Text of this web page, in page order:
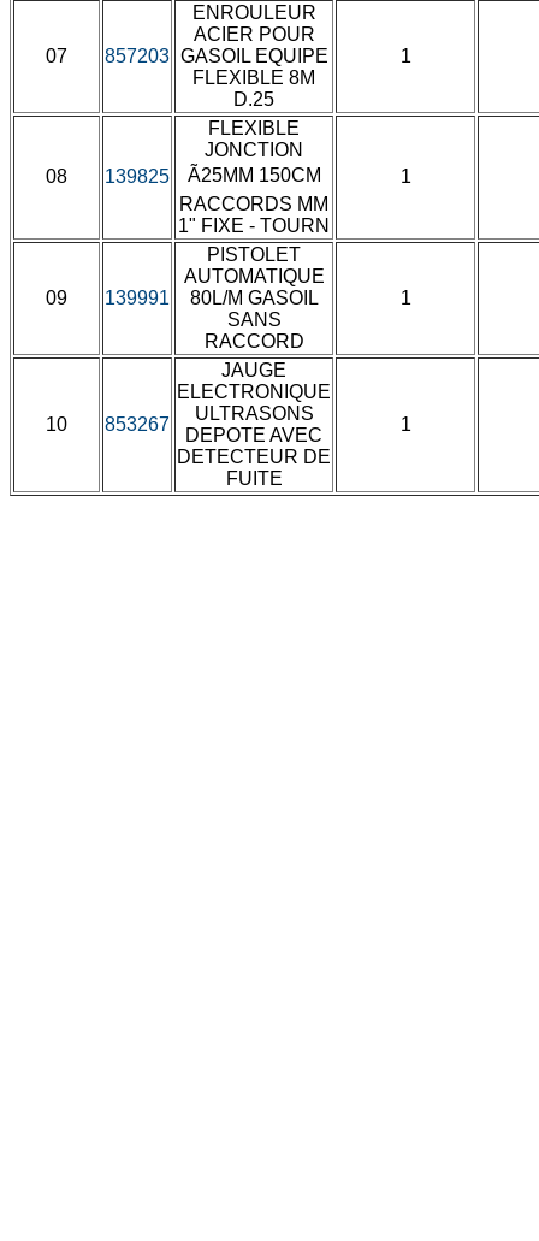
07 857203
ENROULEUR
ACIER POUR
GASOIL EQUIPE
FLEXIBLE 8M
D.25
1
08 139825
FLEXIBLE
JONCTION
Ã25MM 150CM
RACCORDS MM
1" FIXE - TOURN
1
09 139991
PISTOLET
AUTOMATIQUE
80L/M GASOIL
SANS
RACCORD
1
10 853267
JAUGE
ELECTRONIQUE
ULTRASONS
DEPOTE AVEC
DETECTEUR DE
FUITE
1